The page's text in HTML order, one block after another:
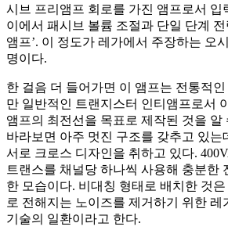
시브 프리앰프 회로를 가진 앰프로서 입
이에서 패시브 볼륨 조절과 단일 단계
앰프’. 이 정도가 레가에서 주장하는 오
명이다.
한 걸음 더 들어가면 이 앰프는 전통적인
만 일반적인 트랜지스터 인티앰프로서
앰프의 최전선을 목표로 제작된 것을 알
바라보면 아주 멋진 구조를 갖추고 있는
서로 크로스 디자인을 취하고 있다.
트랜스를 채널당 하나씩 사용해 충분한
한 모습이다. 비대칭 형태로 배치한 것은
로 전해지는 노이즈를 제거하기 위한 레
기술의 일환이라고 한다.